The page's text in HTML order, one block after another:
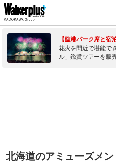
【臨港パーク席と宿
花火を間近で堪能で
ル」鑑賞ツアーを販
北海道のアミューズメ